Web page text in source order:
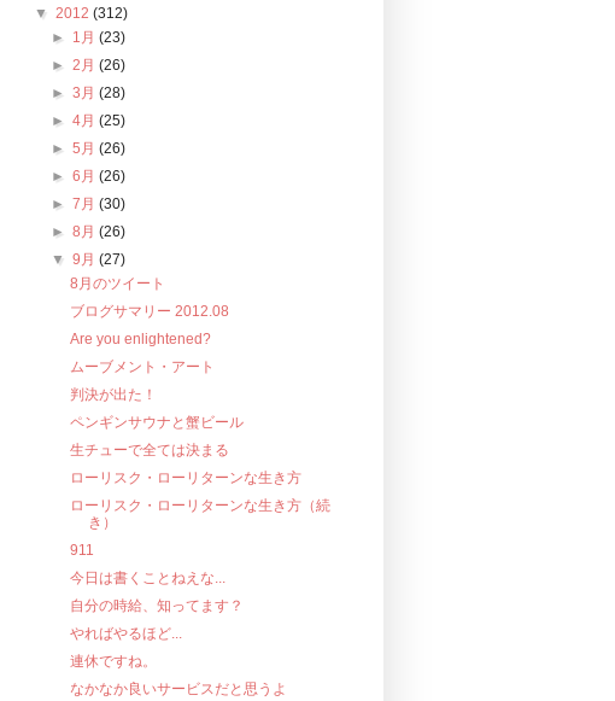
▼ 2012 (312)
► 1月(23)
►2月(26)
►3月(28)
►4月(25)
►5月(26)
►6月(26)
►7月(30)
►8月(26)
▼9月(27)
8月のツイート
ブログサマリー 2012.08
Are you enlightened?
ムーブメント・アート
判決が出た！
ペンギンサウナと蟹ビール
生チューで全ては決まる
ローリスク・ローリターンな生き方
ローリスク・ローリターンな生き方（続
き）
911
今日は書くことねえな...
自分の時給、知ってます？
やればやるほど...
連休ですね。
なかなか良いサービスだと思うよ